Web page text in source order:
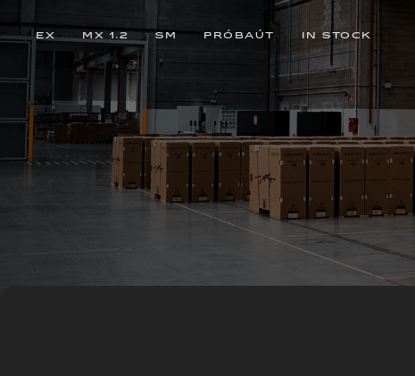
EX MX 1.2 SM PRÓBAÚT IN STOCK